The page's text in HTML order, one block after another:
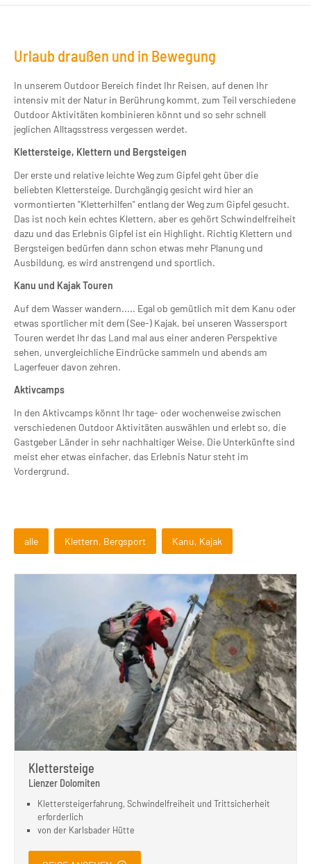
Urlaub draußen und in Bewegung
In unserem Outdoor Bereich findet Ihr Reisen, auf denen Ihr
intensiv mit der Natur in Berührung kommt, zum Teil verschiedene
Outdoor Aktivitäten kombinieren könnt und so sehr schnell
jeglichen Alltagsstress vergessen werdet.
Klettersteige, Klettern und Bergsteigen
Der erste und relative leichte Weg zum Gipfel geht über die
beliebten Klettersteige. Durchgängig gesicht wird hier an
vormontierten "Kletterhilfen" entlang der Weg zum Gipfel gesucht.
Das ist noch kein echtes Klettern, aber es gehört Schwindelfreiheit
dazu und das Erlebnis Gipfel ist ein Highlight. Richtig Klettern und
Bergsteigen bedürfen dann schon etwas mehr Planung und
Ausbildung, es wird anstrengend und sportlich.
Kanu und Kajak Touren
Auf dem Wasser wandern..... Egal ob gemütlich mit dem Kanu oder
etwas sportlicher mit dem (See-) Kajak, bei unseren Wassersport
Touren werdet Ihr das Land mal aus einer anderen Perspektive
sehen, unvergleichliche Eindrücke sammeln und abends am
Lagerfeuer davon zehren.
Aktivcamps
In den Aktivcamps könnt Ihr tage- oder wochenweise zwischen
verschiedenen Outdoor Aktivitäten auswählen und erlebt so, die
Gastgeber Länder in sehr nachhaltiger Weise. Die Unterkünfte sind
meist eher etwas einfacher, das Erlebnis Natur steht im
Vordergrund.
alle Klettern, Bergsport Kanu, Kajak
Klettersteige
Lienzer Dolomiten
Klettersteigerfahrung, Schwindelfreiheit und Trittsicherheit
erforderlich
von der Karlsbader Hütte